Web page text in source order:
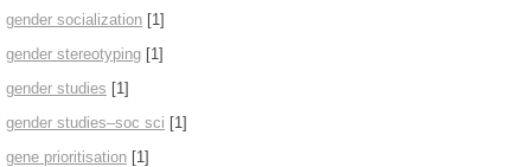
gender socialization [1]
gender stereotyping [1]
gender studies [1]
gender studies–soc sci [1]
gene prioritisation [1]